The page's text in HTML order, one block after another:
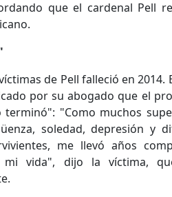
que el cardenal Pell
de Pell falleció en 2014.
por su abogado que el
"Como muchos
soledad, depresión y
me llevó años
vida", dijo la víctima,